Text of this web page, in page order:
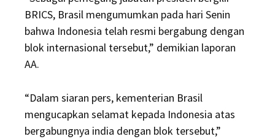
BRICS, Brasil mengumumkan pada hari Senin
bahwa Indonesia telah resmi bergabung dengan
blok internasional tersebut,” demikian laporan
AA.
“Dalam siaran pers, kementerian Brasil
mengucapkan selamat kepada Indonesia atas
bergabungnya india dengan blok tersebut,”